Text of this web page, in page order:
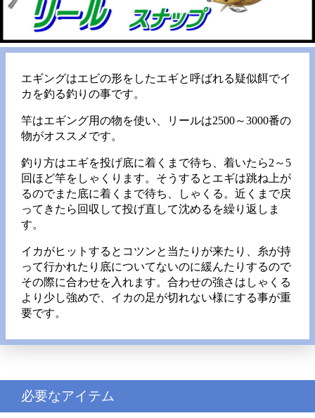
エギングはエビの形をしたエギと呼ばれる疑似餌でイ
カを釣る釣りの事です。
竿はエギング用の物を使い、リールは2500～3000番の
物がオススメです。
釣り方はエギを投げ底に着くまで待ち、着いたら2～5
回ほど竿をしゃくります。そうするとエギは跳ね上が
るのでまた底に着くまで待ち、しゃくる。近くまで戻
ってきたら回収して投げ直して沈めるを繰り返しま
す。
イカがヒットするとコツンと当たりが来たり、糸が持
って行かれたり底についてないのに緩んたりするので
その際に合わせを入れます。合わせの強さはしゃくる
より少し強めで、イカの足が切れない様にする事が重
要です。
必要なアイテム